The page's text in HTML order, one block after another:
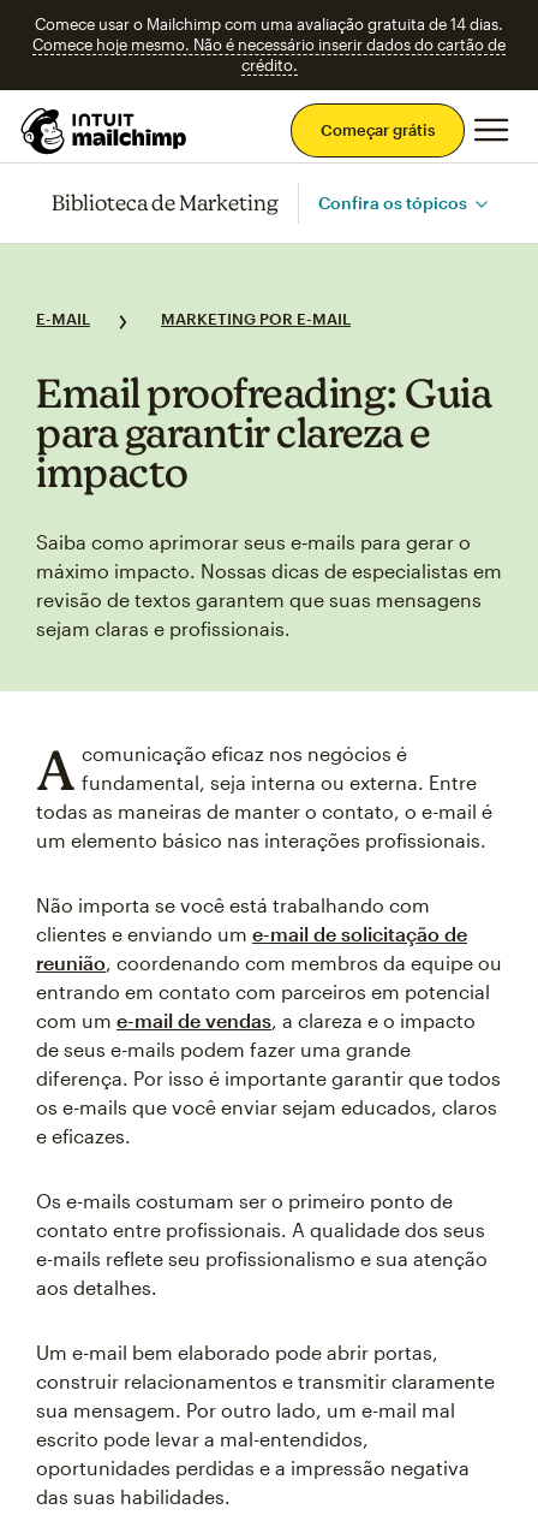
Comece usar o Mailchimp com uma avaliação gratuita de 14 dias.
Comece hoje mesmo. Não é necessário inserir dados do cartão de
crédito.
Começar grátis
Biblioteca de Marketing Confira os tópicos
E-MAIL MARKETING POR E-MAIL
Email proofreading: Guia
para garantir clareza e
impacto
Saiba como aprimorar seus e‑mails para gerar o
máximo impacto. Nossas dicas de especialistas em
revisão de textos garantem que suas mensagens
sejam claras e profissionais.
A comunicação eficaz nos negócios é
fundamental, seja interna ou externa. Entre
todas as maneiras de manter o contato, o e-mail é
um elemento básico nas interações profissionais.
Não importa se você está trabalhando com
clientes e enviando um e-mail de solicitação de
reunião, coordenando com membros da equipe ou
entrando em contato com parceiros em potencial
com um e-mail de vendas, a clareza e o impacto
de seus e-mails podem fazer uma grande
diferença. Por isso é importante garantir que todos
os e-mails que você enviar sejam educados, claros
e eficazes.
Os e-mails costumam ser o primeiro ponto de
contato entre profissionais. A qualidade dos seus
e-mails reflete seu profissionalismo e sua atenção
aos detalhes.
Um e-mail bem elaborado pode abrir portas,
construir relacionamentos e transmitir claramente
sua mensagem. Por outro lado, um e-mail mal
escrito pode levar a mal-entendidos,
oportunidades perdidas e a impressão negativa
das suas habilidades.